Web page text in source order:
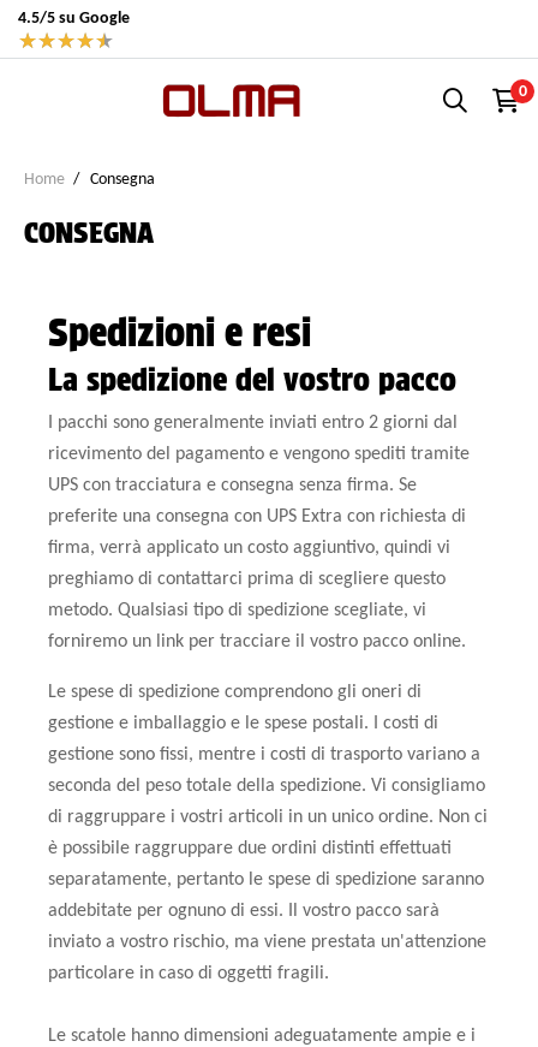
4.5/5 su Google
★★★★★
0
Home Consegna
CONSEGNA
Spedizioni e resi
La spedizione del vostro pacco
I pacchi sono generalmente inviati entro 2 giorni dal
ricevimento del pagamento e vengono spediti tramite
UPS con tracciatura e consegna senza firma. Se
preferite una consegna con UPS Extra con richiesta di
firma, verrà applicato un costo aggiuntivo, quindi vi
preghiamo di contattarci prima di scegliere questo
metodo. Qualsiasi tipo di spedizione scegliate, vi
forniremo un link per tracciare il vostro pacco online.
Le spese di spedizione comprendono gli oneri di
gestione e imballaggio e le spese postali. I costi di
gestione sono fissi, mentre i costi di trasporto variano a
seconda del peso totale della spedizione. Vi consigliamo
di raggruppare i vostri articoli in un unico ordine. Non ci
è possibile raggruppare due ordini distinti effettuati
separatamente, pertanto le spese di spedizione saranno
addebitate per ognuno di essi. Il vostro pacco sarà
inviato a vostro rischio, ma viene prestata un'attenzione
particolare in caso di oggetti fragili.
Le scatole hanno dimensioni adeguatamente ampie e i